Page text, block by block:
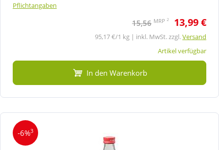
Pflichtangaben
15,56 MRP 2 13,99 €
95,17 €/1 kg | inkl. MwSt. zzgl.Versand
Artikel verfügbar
In den Warenkorb
-6%3